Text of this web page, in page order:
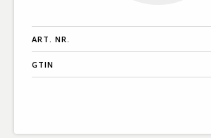
ART. NR.
GTIN